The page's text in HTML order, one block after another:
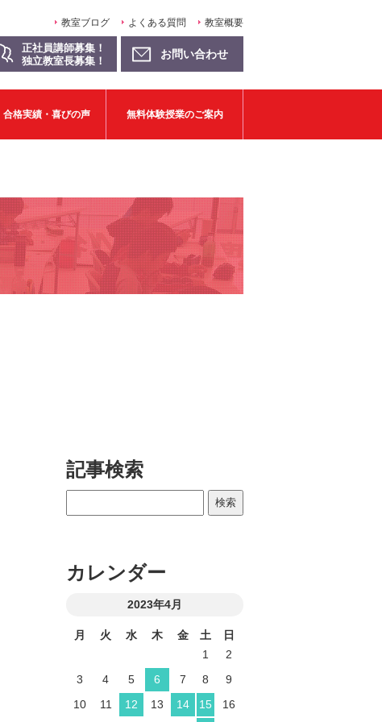
教室ブログ よくある質問 教室概要
正社員講師募集！
独立教室長募集！
お問い合わせ
合格実績・喜びの声 無料体験授業のご案内
記事検索
カレンダー
2023年4月
月 火 水 木 金 土
日
1
2
3
4 5 6 7 8
9
10
11 12 13 14 15 16